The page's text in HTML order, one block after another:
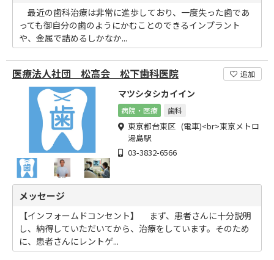
最近の歯科治療は非常に進歩しており、一度失った歯であ
っても御自分の歯のようにかむことのできるインプラント
や、金属で詰めるしかなか...
医療法人社団 松高会 松下歯科医院 追加
マツシタシカイイン
病院・医療 歯科
東京都台東区 (電車)<br>東京メトロ
湯島駅
03-3832-6566
メッセージ
【インフォームドコンセント】 まず、患者さんに十分説明
し、納得していただいてから、治療をしています。そのため
に、患者さんにレントゲ...